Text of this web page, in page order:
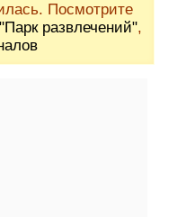
Посмотрите
развлечений",